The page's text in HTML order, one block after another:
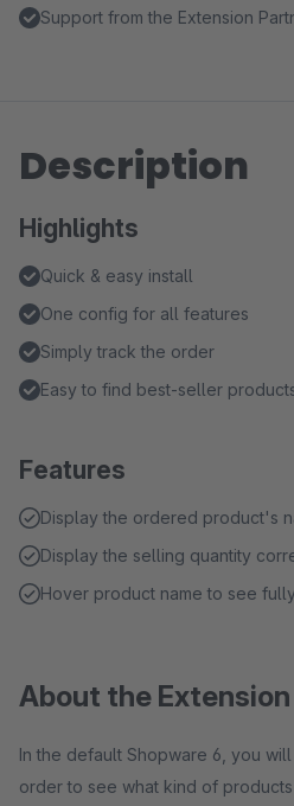
Support from the Extension
Description
Highlights
Quick & easy install
One config for all features
Simply track the order
Easy to find best-seller
Features
Display the ordered product's
Display the selling quantity
Hover product name to see fully
About the Extension
In the default Shopware 6, you
order to see what kind of